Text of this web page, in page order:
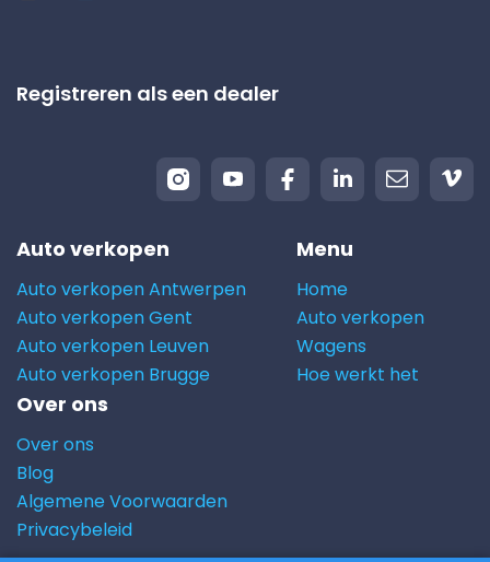
Registreren als een dealer
Auto verkopen
Auto verkopen Antwerpen
Auto verkopen Gent
Auto verkopen Leuven
Auto verkopen Brugge
Menu
Home
Auto verkopen
Wagens
Hoe werkt het
Over ons
Over ons
Blog
Algemene Voorwaarden
Privacybeleid